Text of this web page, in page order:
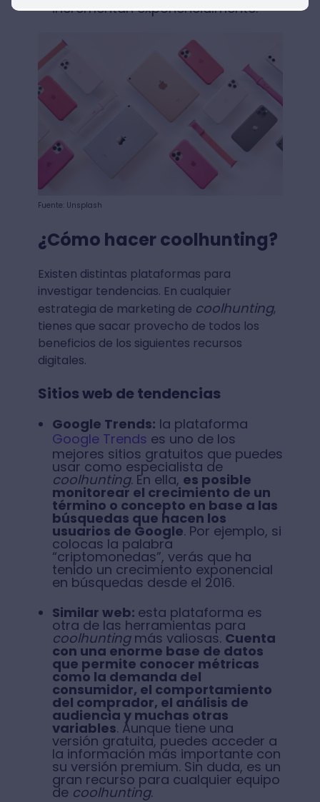
incrementan exponencialmente.
Fuente: Unsplash
¿Cómo hacer coolhunting?
Existen distintas plataformas para
investigar tendencias. En cualquier
estrategia de marketing de coolhunting,
tienes que sacar provecho de todos los
beneficios de los siguientes recursos
digitales.
Sitios web de tendencias
Google Trends: la plataforma
Google Trends es uno de los
mejores sitios gratuitos que puedes
usar como especialista de
coolhunting. En ella, es posible
monitorear el crecimiento de un
término o concepto en base a las
búsquedas que hacen los
usuarios de Google. Por ejemplo, si
colocas la palabra
“criptomonedas”, verás que ha
tenido un crecimiento exponencial
en búsquedas desde el 2016.
Similar web: esta plataforma es
otra de las herramientas para
coolhuntingmás valiosas. Cuenta
con una enorme base de datos
que permite conocer métricas
como la demanda del
consumidor, el comportamiento
del comprador, el análisis de
audiencia y muchas otras
variables. Aunque tiene una
versión gratuita, puedes acceder a
la información más importante con
su versión premium. Sin duda, es un
gran recurso para cualquier equipo
de coolhunting.